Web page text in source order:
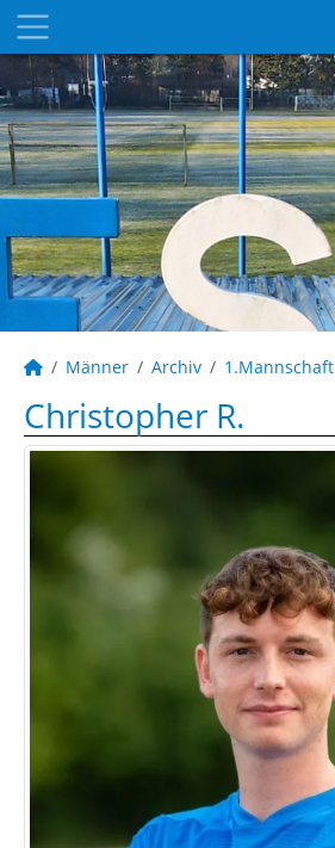
Männer Archiv 1.Mannschaft
Christopher R.